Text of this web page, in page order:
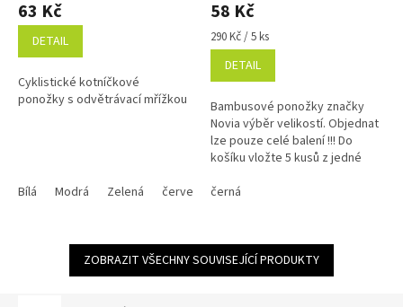
produktu
5,0
5
hvězdiček.
63 Kč
DETAIL
Cyklistické kotníčkové
ponožky s odvětrávací mřížkou
Bílá Modrá Zelená červená
produktu
je
5,0
5
hvězdiček.
58 Kč
Měrná
cena:
290 Kč / 5 ks
DETAIL
Bambusové ponožky značky
Novia výběr velikostí. Objednat
lze pouze celé balení !!! Do
košíku vložte 5 kusů z jedné
černá
ZOBRAZIT VŠECHNY SOUVISEJÍCÍ PRODUKTY